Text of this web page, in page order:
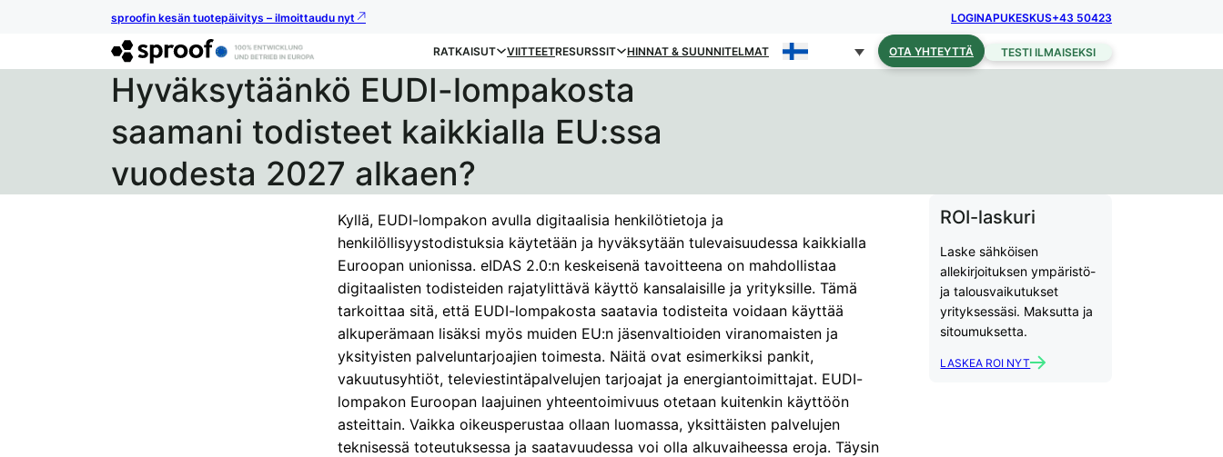
sproofin kesän tuotepäivitys – ilmoittaudu nyt LOGINAPUKESKUS+43 50423
RATKAISUT VIITTEETRESURSSIT HINNAT & SUUNNITELMAT OTA YHTEYTTÄ TESTI ILMAISEKSI
Hyväksytäänkö EUDI-lompakosta
saamani todisteet kaikkialla EU:ssa
vuodesta 2027 alkaen?
Kyllä, EUDI-lompakon avulla digitaalisia henkilötietoja ja
henkilöllisyystodistuksia käytetään ja hyväksytään tulevaisuudessa kaikkialla
Euroopan unionissa. eIDAS 2.0:n keskeisenä tavoitteena on mahdollistaa
digitaalisten todisteiden rajatylittävä käyttö kansalaisille ja yrityksille. Tämä
tarkoittaa sitä, että EUDI-lompakosta saatavia todisteita voidaan käyttää
alkuperämaan lisäksi myös muiden EU:n jäsenvaltioiden viranomaisten ja
yksityisten palveluntarjoajien toimesta. Näitä ovat esimerkiksi pankit,
vakuutusyhtiöt, televiestintäpalvelujen tarjoajat ja energiantoimittajat. EUDI-
lompakon Euroopan laajuinen yhteentoimivuus otetaan kuitenkin käyttöön
asteittain. Vaikka oikeusperustaa ollaan luomassa, yksittäisten palvelujen
teknisessä toteutuksessa ja saatavuudessa voi olla alkuvaiheessa eroja. Täysin
ROI-laskuri
Laske sähköisen
allekirjoituksen ympäristö-
ja talousvaikutukset
yrityksessäsi. Maksutta ja
sitoumuksetta.
LASKEA ROI NYT